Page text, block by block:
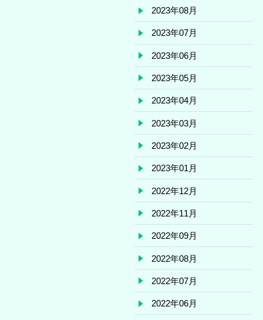
2023年08月
2023年07月
2023年06月
2023年05月
2023年04月
2023年03月
2023年02月
2023年01月
2022年12月
2022年11月
2022年09月
2022年08月
2022年07月
2022年06月